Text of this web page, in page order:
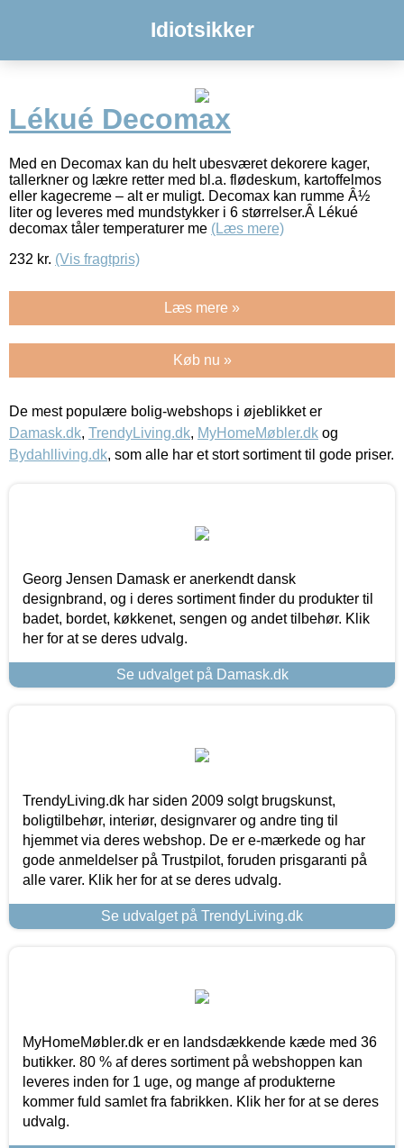
Idiotsikker
Lékué Decomax
Med en Decomax kan du helt ubesværet dekorere kager,
tallerkner og lækre retter med bl.a. flødeskum, kartoffelmos
eller kagecreme – alt er muligt. Decomax kan rumme Â½
liter og leveres med mundstykker i 6 størrelser.Â Lékué
decomax tåler temperaturer me (Læs mere)
232 kr. (Vis fragtpris)
Læs mere »
Køb nu »
De mest populære bolig-webshops i øjeblikket er
Damask.dk, TrendyLiving.dk, MyHomeMøbler.dk og
Bydahlliving.dk, som alle har et stort sortiment til gode priser.
Georg Jensen Damask er anerkendt dansk
designbrand, og i deres sortiment finder du produkter til
badet, bordet, køkkenet, sengen og andet tilbehør. Klik
her for at se deres udvalg.
Se udvalget på Damask.dk
TrendyLiving.dk har siden 2009 solgt brugskunst,
boligtilbehør, interiør, designvarer og andre ting til
hjemmet via deres webshop. De er e-mærkede og har
gode anmeldelser på Trustpilot, foruden prisgaranti på
alle varer. Klik her for at se deres udvalg.
Se udvalget på TrendyLiving.dk
MyHomeMøbler.dk er en landsdækkende kæde med 36
butikker. 80 % af deres sortiment på webshoppen kan
leveres inden for 1 uge, og mange af produkterne
kommer fuld samlet fra fabrikken. Klik her for at se deres
udvalg.